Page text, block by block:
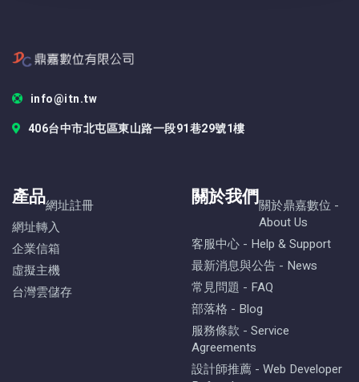
info@itn.tw
406台中市北屯區東山路一段91巷29號1樓
產品網址註冊
網址轉入
企業信箱
虛擬主機
台灣雲儲存
關於我們關於鼎嘉數位 -
About Us
客服中心 - Help & Support
最新消息與公告 - News
常見問題 - FAQ
部落格 - Blog
服務條款 - Service
Agreements
設計師推薦 - Web Developer